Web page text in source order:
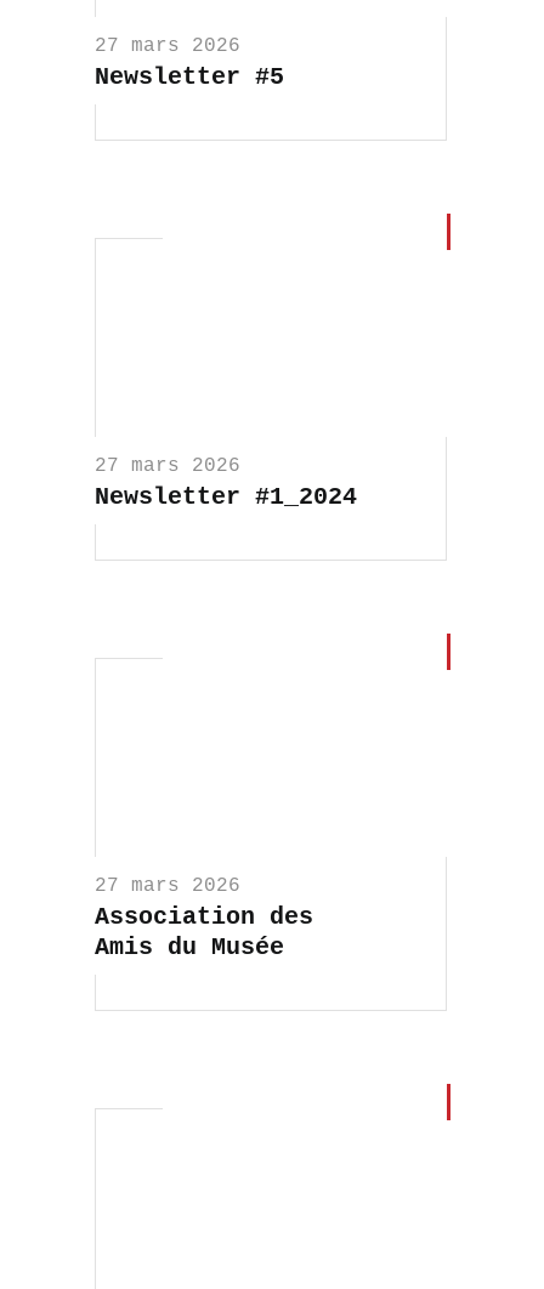
27 mars 2026
Newsletter #5
27 mars 2026
Newsletter #1_2024
27 mars 2026
Association des
Amis du Musée